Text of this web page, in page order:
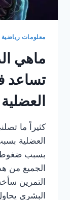
معلومات رياضية
ماهي
تساعد
كثيراً ما
العضلية
بسبب
الجميع من
التمرين
البشري